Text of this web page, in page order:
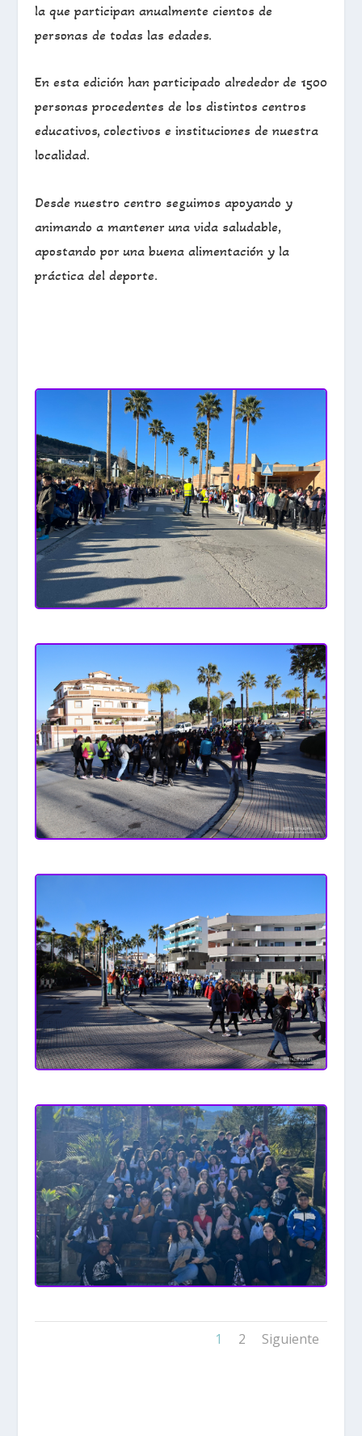
la que participan anualmente cientos de
personas de todas las edades.
En esta edición han participado alrededor de 1500
personas procedentes de los distintos centros
educativos, colectivos e instituciones de nuestra
localidad.
Desde nuestro centro seguimos apoyando y
animando a mantener una vida saludable,
apostando por una buena alimentación y la
práctica del deporte.
1 2 Siguiente